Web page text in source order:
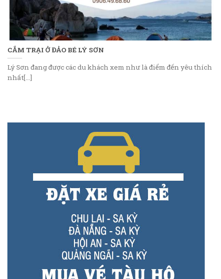
CẮM TRẠI Ở ĐẢO BÉ LÝ SƠN
Lý Sơn đang được các du khách xem như là điểm đến yêu thích
nhất[...]